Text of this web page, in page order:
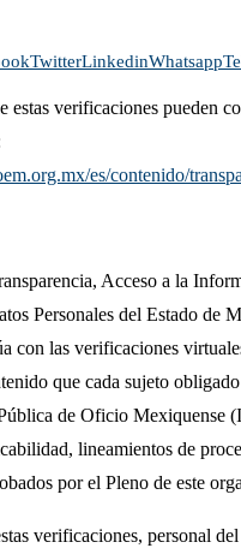
TwitterLinkedinWhatsapp
estas verificaciones pueden
es/contenido/
Acceso a la
Personales del Estado de
con las verificaciones
que cada sujeto
de Oficio Mexiquense
lineamientos de
por el Pleno de este
verificaciones, personal